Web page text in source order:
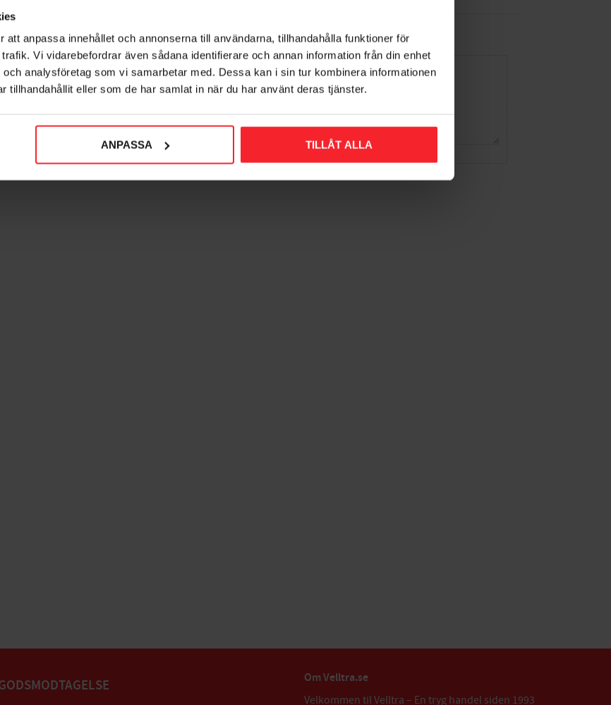
att anpassa innehållet och annonserna till användarna, tillhandahålla funktioner för
Vi vidarebefordrar även sådana identifierare och annan information från din enhet
analysföretag som vi samarbetar med. Dessa kan i sin tur kombinera informationen
tillhandahållit eller som de har samlat in när du har använt deras tjänster.
ANPASSA TILLÅT ALLA
Om Velltra.se
Velkommen til Velltra – En tryg handel siden 1993